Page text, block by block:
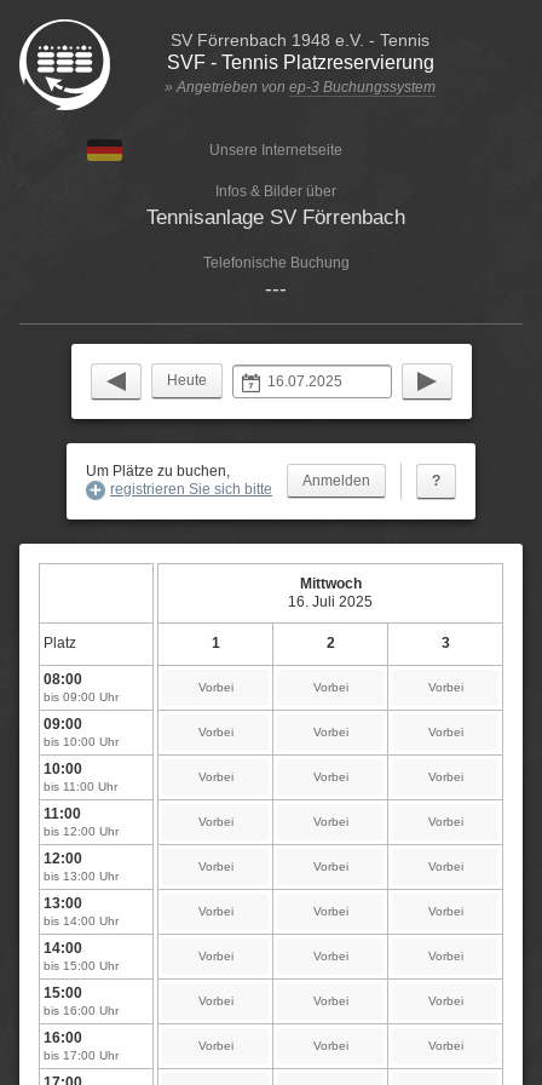
SV Förrenbach 1948 e.V. - Tennis
SVF - Tennis Platzreservierung
» Angetrieben von ep-3 Buchungssystem
Unsere Internetseite
Infos & Bilder über
Tennisanlage SV Förrenbach
Telefonische Buchung
---
Heute
Um Plätze zu buchen,
registrieren Sie sich bitte
?
Platz
08:00
bis 09:00 Uhr
09:00
bis 10:00 Uhr
10:00
bis 11:00 Uhr
11:00
bis 12:00 Uhr
12:00
bis 13:00 Uhr
13:00
bis 14:00 Uhr
14:00
bis 15:00 Uhr
15:00
bis 16:00 Uhr
16:00
bis 17:00 Uhr
Mittwoch
16. Juli 2025
1 2 3
Vorbei Vorbei Vorbei
Vorbei Vorbei Vorbei
Vorbei Vorbei Vorbei
Vorbei Vorbei Vorbei
Vorbei Vorbei Vorbei
Vorbei Vorbei Vorbei
Vorbei Vorbei Vorbei
Vorbei Vorbei Vorbei
Vorbei Vorbei Vorbei